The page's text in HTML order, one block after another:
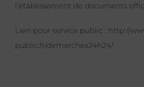
l’établissement de documents
Lien pour service public : http://
public.fr/demarches24h24/